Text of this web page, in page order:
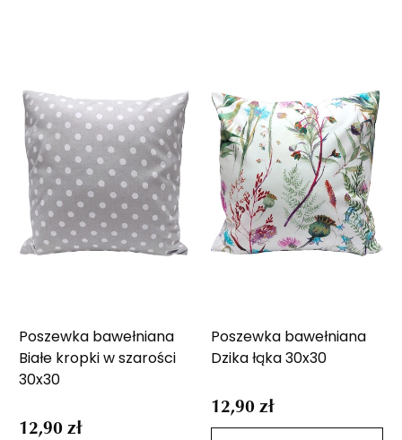
Poszewka bawełniana
Białe kropki w szarości
30x30
12,90 zł
Poszewka bawełniana
Dzika łąka 30x30
12,90 zł